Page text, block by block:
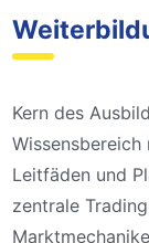
Kern des
Leitfäden und
zentrale